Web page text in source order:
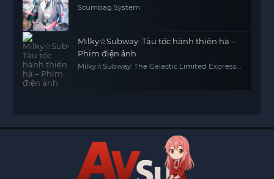
Scumbag System
Milky☆Subway: Tàu tốc hành thiên hà –
Phim điện ảnh
Milky☆Subway: The Galactic Limited Express -